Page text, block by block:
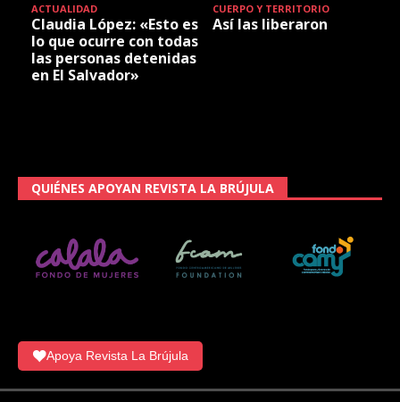
ACTUALIDAD
Claudia López: «Esto es
lo que ocurre con todas
las personas detenidas
en El Salvador»
CUERPO Y TERRITORIO
Así las liberaron
QUIÉNES APOYAN REVISTA LA BRÚJULA
Apoya Revista La Brújula